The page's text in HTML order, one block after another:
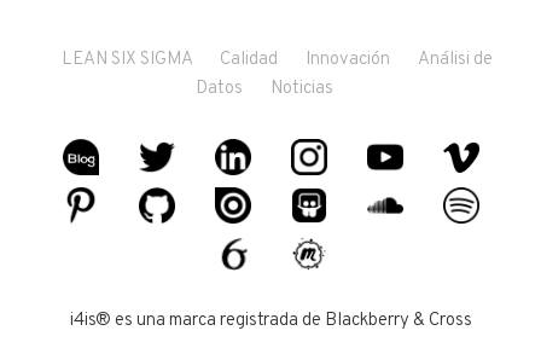
LEAN SIX SIGMA Calidad Innovación
Análisi de
Datos
Noticias
i4is® es una marca registrada de Blackberry & Cross